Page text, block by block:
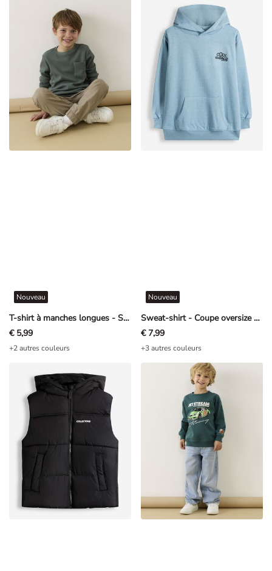
T-shirt à manches longues - Structure gaufrée - vert foncé
Nouveau
€ 5,99
+2 autres couleurs
Sweat-shirt - Coupe oversize - bleu clair
Nouveau
€ 7,99
+3 autres couleurs